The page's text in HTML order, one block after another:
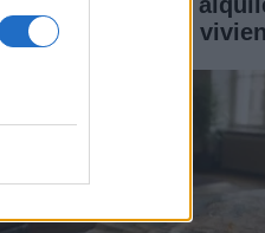
y ayudas en